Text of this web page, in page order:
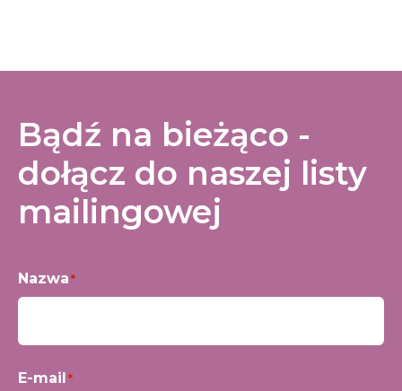
Bądź na bieżąco -
dołącz do naszej listy
mailingowej
Nazwa*
E-mail*